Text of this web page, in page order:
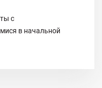
с
в начальной